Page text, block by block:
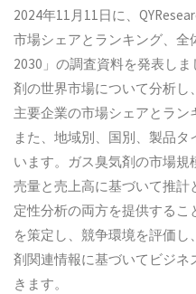
2024年11月11日に、
市場シェアとランキング、全
2030」の調査資料を発表し
剤の世界市場について分析し
主要企業の市場シェアとラン
また、地域別、国別、製品
います。ガス臭気剤の市場規
売量と売上高に基づいて推計
定性分析の両方を提供する
を策定し、競争環境を評価
剤関連情報に基づいてビジ
きます。